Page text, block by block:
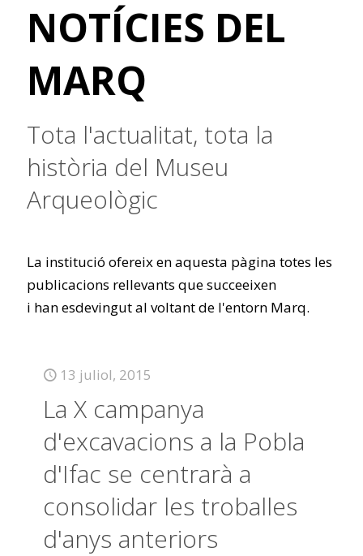
NOTÍCIES DEL
MARQ
Tota l'actualitat, tota la
història del Museu
Arqueològic
La institució ofereix en aquesta pàgina totes les
publicacions rellevants que succeeixen
i han esdevingut al voltant de l'entorn Marq.
13 juliol, 2015
La X campanya
d'excavacions a la Pobla
d'Ifac se centrarà a
consolidar les troballes
d'anys anteriors